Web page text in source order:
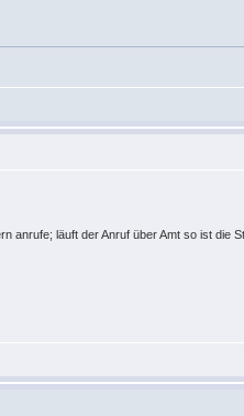
anrufe; läuft der Anruf über Amt so ist die